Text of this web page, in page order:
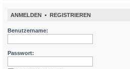
ANMELDEN • REGISTRIEREN
Benutzername:
Passwort: